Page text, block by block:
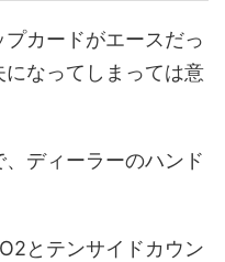
カードがエースだっ
なってしまっては意
ディーラーのハンド
とテンサイドカウン